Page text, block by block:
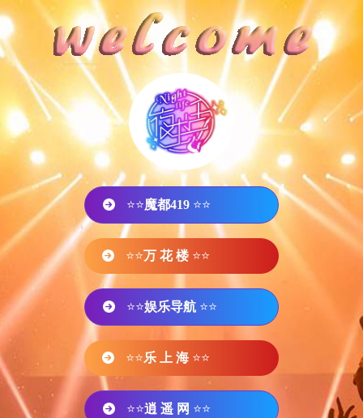
⭐⭐魔都419 ⭐⭐
⭐⭐万 花 楼 ⭐⭐
⭐⭐娱乐导航 ⭐⭐
⭐⭐乐 上 海 ⭐⭐
⭐⭐逍 遥 网 ⭐⭐